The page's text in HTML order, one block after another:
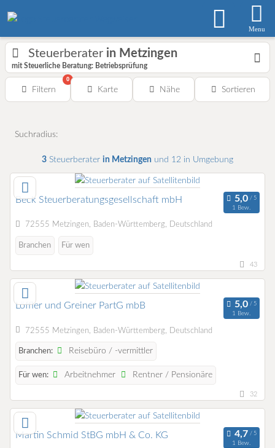
Menu
Steuerberater in Metzingen
mit Steuerliche Beratung: Betriebsprüfung
Filtern
0
Karte Nähe Sortieren
Suchradius:
3 Steuerberater in Metzingen und 12 in Umgebung
Beck Steuerberatungsgesellschaft mbH
1 Bew.
72555 Metzingen, Baden-Württemberg, Deutschland
Branchen Für wen
43
Löffler und Greiner PartG mbB
1 Bew.
72555 Metzingen, Baden-Württemberg, Deutschland
Branchen: Reisebüro / -vermittler
Für wen: Arbeitnehmer Rentner / Pensionäre
32
Martin Schmid StBG mbH & Co. KG
1 Bew.